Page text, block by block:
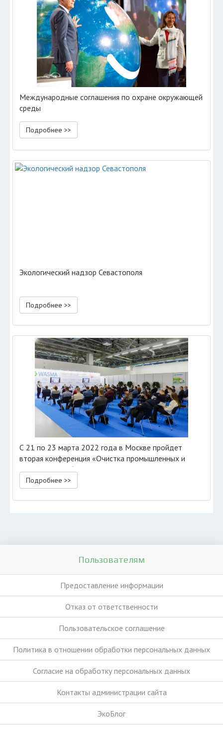
Международные соглашения по охране окружающей
среды
Подробнее >>
Экологический надзор Севастополя
Подробнее >>
С 21 по 23 марта 2022 года в Москве пройдет
вторая конференция «Очистка промышленных и
хозяйственно-бытовых сточных вод»
Подробнее >>
Пользователям
Предоставление информации
Отказ от ответственности
Пользовательское соглашение
Политика в отношении обработки персональных данных
Согласие на обработку персональных данных
Контакты администрации сайта
ЭкоБлог